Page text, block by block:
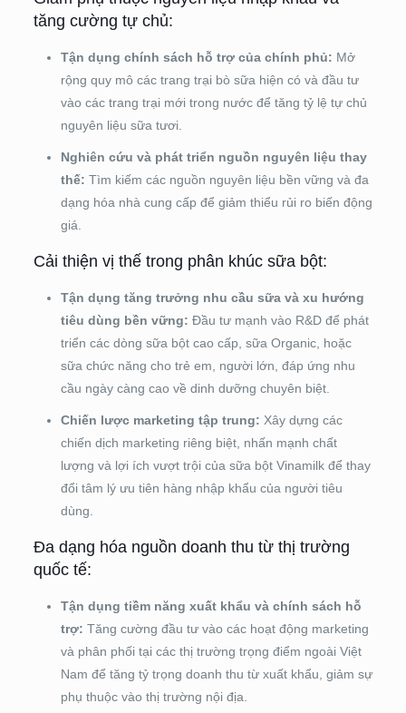
tăng cường tự chủ:
Tận dụng chính sách hỗ trợ của chính phủ: Mở
rộng quy mô các trang trại bò sữa hiện có và đầu tư
vào các trang trại mới trong nước để tăng tỷ lệ tự chủ
nguyên liệu sữa tươi.
Nghiên cứu và phát triển nguồn nguyên liệu thay
thế: Tìm kiếm các nguồn nguyên liệu bền vững và đa
dạng hóa nhà cung cấp để giảm thiểu rủi ro biến động
giá.
Cải thiện vị thế trong phân khúc sữa bột:
Tận dụng tăng trưởng nhu cầu sữa và xu hướng
tiêu dùng bền vững: Đầu tư mạnh vào R&D để phát
triển các dòng sữa bột cao cấp, sữa Organic, hoặc
sữa chức năng cho trẻ em, người lớn, đáp ứng nhu
cầu ngày càng cao về dinh dưỡng chuyên biệt.
Chiến lược marketing tập trung: Xây dựng các
chiến dịch marketing riêng biệt, nhấn mạnh chất
lượng và lợi ích vượt trội của sữa bột Vinamilk để thay
đổi tâm lý ưu tiên hàng nhập khẩu của người tiêu
dùng.
Đa dạng hóa nguồn doanh thu từ thị trường
quốc tế:
Tận dụng tiềm năng xuất khẩu và chính sách hỗ
trợ: Tăng cường đầu tư vào các hoạt động marketing
và phân phối tại các thị trường trọng điểm ngoài Việt
Nam để tăng tỷ trọng doanh thu từ xuất khẩu, giảm sự
phụ thuộc vào thị trường nội địa.